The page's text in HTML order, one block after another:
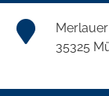
35325